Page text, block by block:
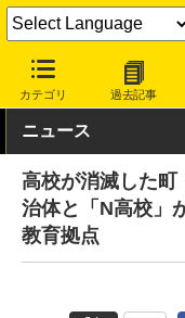
カテゴリ 過去記事
INTERNET Watch トピ
ニュース
高校が消滅した
治体と「N高校」
教育拠点